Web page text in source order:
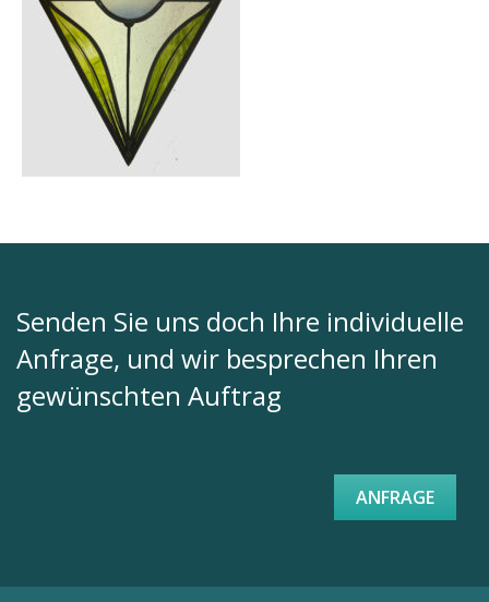
Senden Sie uns doch Ihre individuelle
Anfrage, und wir besprechen Ihren
gewünschten Auftrag
ANFRAGE